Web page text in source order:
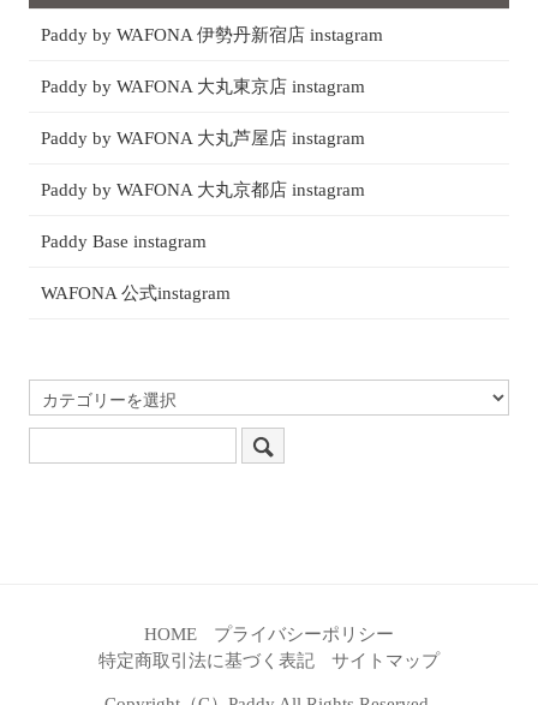
Paddy by WAFONA 伊勢丹新宿店 instagram
Paddy by WAFONA 大丸東京店 instagram
Paddy by WAFONA 大丸芦屋店 instagram
Paddy by WAFONA 大丸京都店 instagram
Paddy Base instagram
WAFONA 公式instagram
HOME
プライバシーポリシー
特定商取引法に基づく表記
サイトマップ